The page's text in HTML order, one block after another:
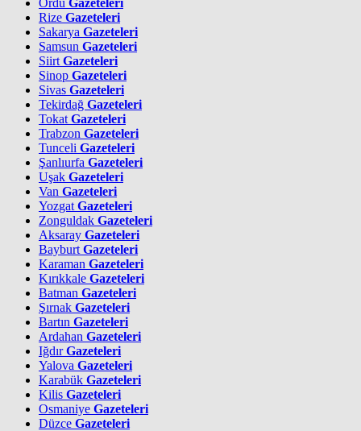
Rize Gazeteleri
Sakarya Gazeteleri
Samsun Gazeteleri
Siirt Gazeteleri
Sinop Gazeteleri
Sivas Gazeteleri
Tekirdağ Gazeteleri
Tokat Gazeteleri
Trabzon Gazeteleri
Tunceli Gazeteleri
Şanlıurfa Gazeteleri
Uşak Gazeteleri
Van Gazeteleri
Yozgat Gazeteleri
Zonguldak Gazeteleri
Aksaray Gazeteleri
Bayburt Gazeteleri
Karaman Gazeteleri
Kırıkkale Gazeteleri
Batman Gazeteleri
Şırnak Gazeteleri
Bartın Gazeteleri
Ardahan Gazeteleri
IğdırGazeteleri
Yalova Gazeteleri
Karabük Gazeteleri
Kilis Gazeteleri
Osmaniye Gazeteleri
Düzce Gazeteleri